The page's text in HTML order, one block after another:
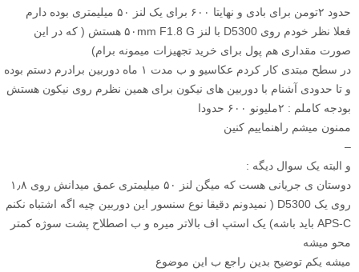
حدود ۲تومن برای بادی و نهایتا ۶۰۰ برای یک لنز ۵۰ میلیمتری بوده دارم
فعلا نظر خودم روی D5300 با لنز ۵۰mm F1.8 G هستش ( که در این
صورت مقداری هم پول برای خرید تجهیزات میمونه برام)
در سطح مبتدی کار کردم عکاسیو و ب مدت ۱ ماه دوربین برادرم دستم بوده
و تا حدودی آشنام با دوربین های نیکون برای همین نظرم روی نیکون هستش
بودجه کاملم : ۲ملیونو ۶۰۰ حدودا
ممنون میشم راهنماییم کنین
–
و البته یک سوال دیگه :
روی یک D5300 ( نمیدونم دقیقا نوع سنسور این دوربین چیه اگه اشتباه نکنم
APS-C باید باشه) یک استپ اف بالاتر میره و ب اصطلاح پشت سوژه کمتر
محو میشه
میشه یکم توضیح بدین راجع ب این موضوع